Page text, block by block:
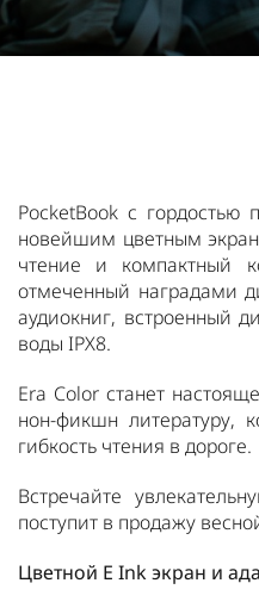
PocketBook с гордостью
новейшим цветным
чтение и компактный
отмеченный наградами
аудиокниг, встроенный
воды IPX8.
Era Color станет
нон-фикшн литературу,
гибкость чтения в дороге.
Встречайте
поступит в продажу
Цветной E Ink экран и